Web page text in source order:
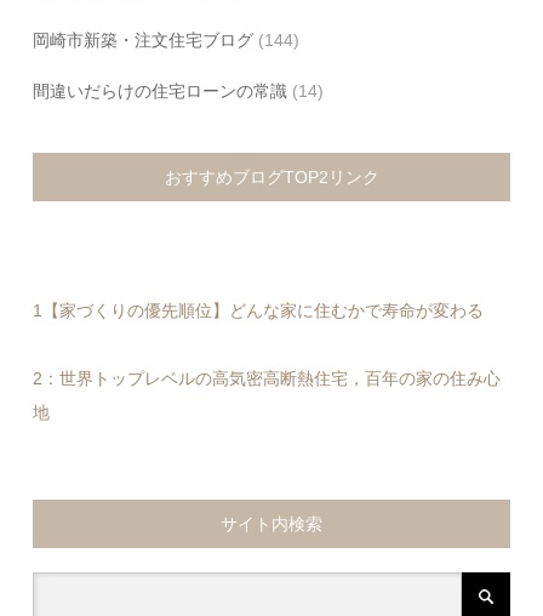
岡崎市新築・注文住宅ブログ (144)
間違いだらけの住宅ローンの常識 (14)
おすすめブログTOP2リンク
1【家づくりの優先順位】どんな家に住むかで寿命が変わる
2：世界トップレベルの高気密高断熱住宅，百年の家の住み心
地
サイト内検索